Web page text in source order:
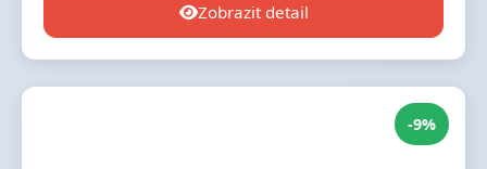
Zobrazit detail
-9%